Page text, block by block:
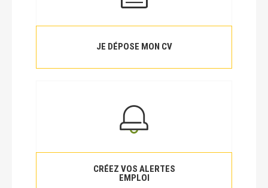
JE DÉPOSE MON CV
CRÉEZ VOS ALERTES
EMPLOI